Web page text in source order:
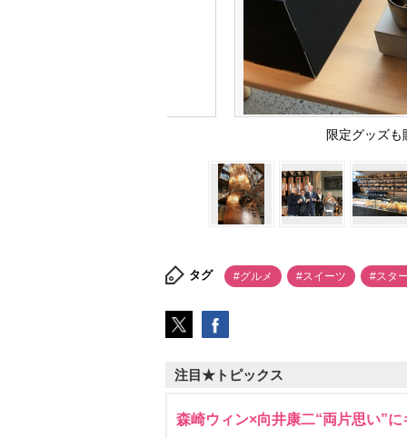
限定グッズ
タグ #グルメ #スイーツ #スタ
注目★トピックス
森崎ウィン×向井康二“両片思い”